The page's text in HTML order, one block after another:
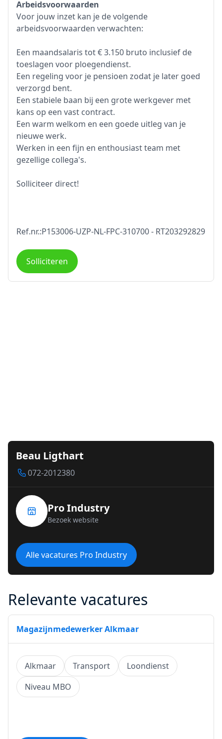
Arbeidsvoorwaarden
Voor jouw inzet kan je de volgende
arbeidsvoorwaarden verwachten:
Een maandsalaris tot € 3.150 bruto inclusief de
toeslagen voor ploegendienst.
Een regeling voor je pensioen zodat je later goed
verzorgd bent.
Een stabiele baan bij een grote werkgever met
kans op een vast contract.
Een warm welkom en een goede uitleg van je
nieuwe werk.
Werken in een fijn en enthousiast team met
gezellige collega's.
Solliciteer direct!
Ref.nr.:P153006-UZP-NL-FPC-310700 - RT203292829
Solliciteren
Beau Ligthart
072-2012380
Pro Industry
Bezoek website
Alle vacatures Pro Industry
Relevante vacatures
Magazijnmedewerker Alkmaar
Alkmaar Transport
Loondienst
Niveau MBO